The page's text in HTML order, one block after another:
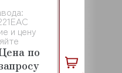
и цену
по